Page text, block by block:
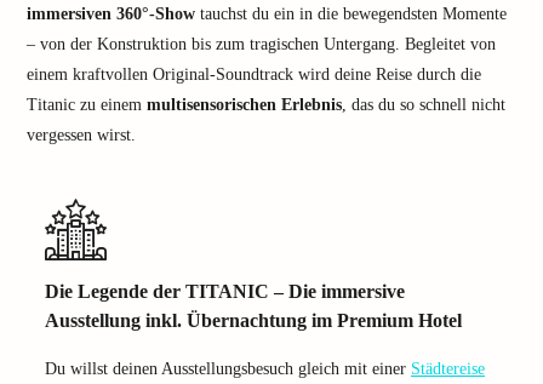
immersiven 360°-Show tauchst du ein in die bewegendsten Momente
– von der Konstruktion bis zum tragischen Untergang. Begleitet von
einem kraftvollen Original-Soundtrack wird deine Reise durch die
Titanic zu einem multisensorischen Erlebnis, das du so schnell nicht
vergessen wirst.
Die Legende der TITANIC – Die immersive
Ausstellung inkl. Übernachtung im Premium Hotel
Du willst deinen Ausstellungsbesuch gleich mit einer Städtereise